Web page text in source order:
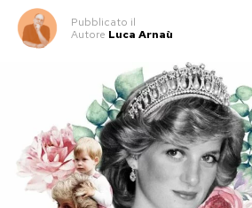
Ora quelle scene sono tornate
improvvisamente sotto i
I vecchi post tra
Secondo le indiscrezioni
Messaggero, sul web
vecchie fotografie di Megan
Pubblicato il
Autore Luca Arnaù